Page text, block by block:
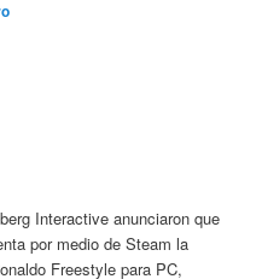
Interactive anunciaron que
por medio de Steam la
Freestyle para PC,